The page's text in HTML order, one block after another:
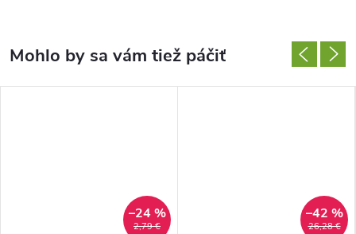
2,79 €
–24 %
26,28 €
–42 %